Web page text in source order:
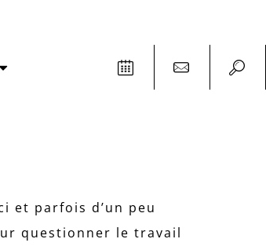
et parfois d’un peu
questionner le travail